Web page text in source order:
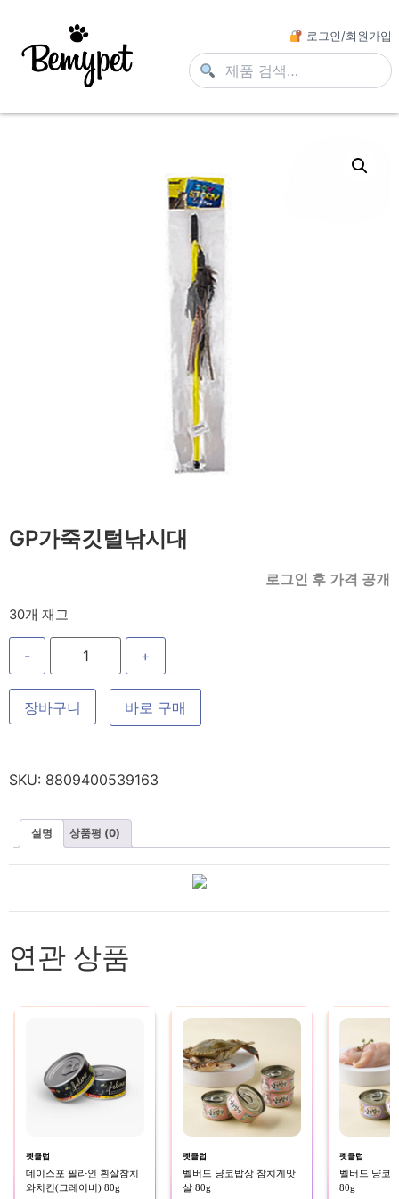
로그인/회원가입
GP가죽깃털낚시대
로그인 후 가격 공개
30개 재고
- +
장바구니 바로 구매
SKU: 8809400539163
설명 상품평 (0)
연관 상품
펫클럽
데이스포 필라인 흰살참치
와치킨(그레이비) 80g
펫클럽
벨버드 냥코밥상 참치게맛
살 80g
펫클럽
벨버드 냥코
80g